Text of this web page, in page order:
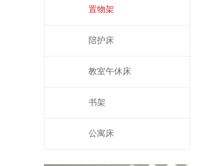
置物架
陪护床
教室午休床
书架
公寓床